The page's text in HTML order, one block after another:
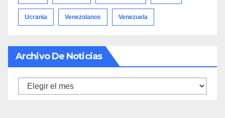
Ucrania Venezolanos Venezuela
Archivo De Noticias
Archivo